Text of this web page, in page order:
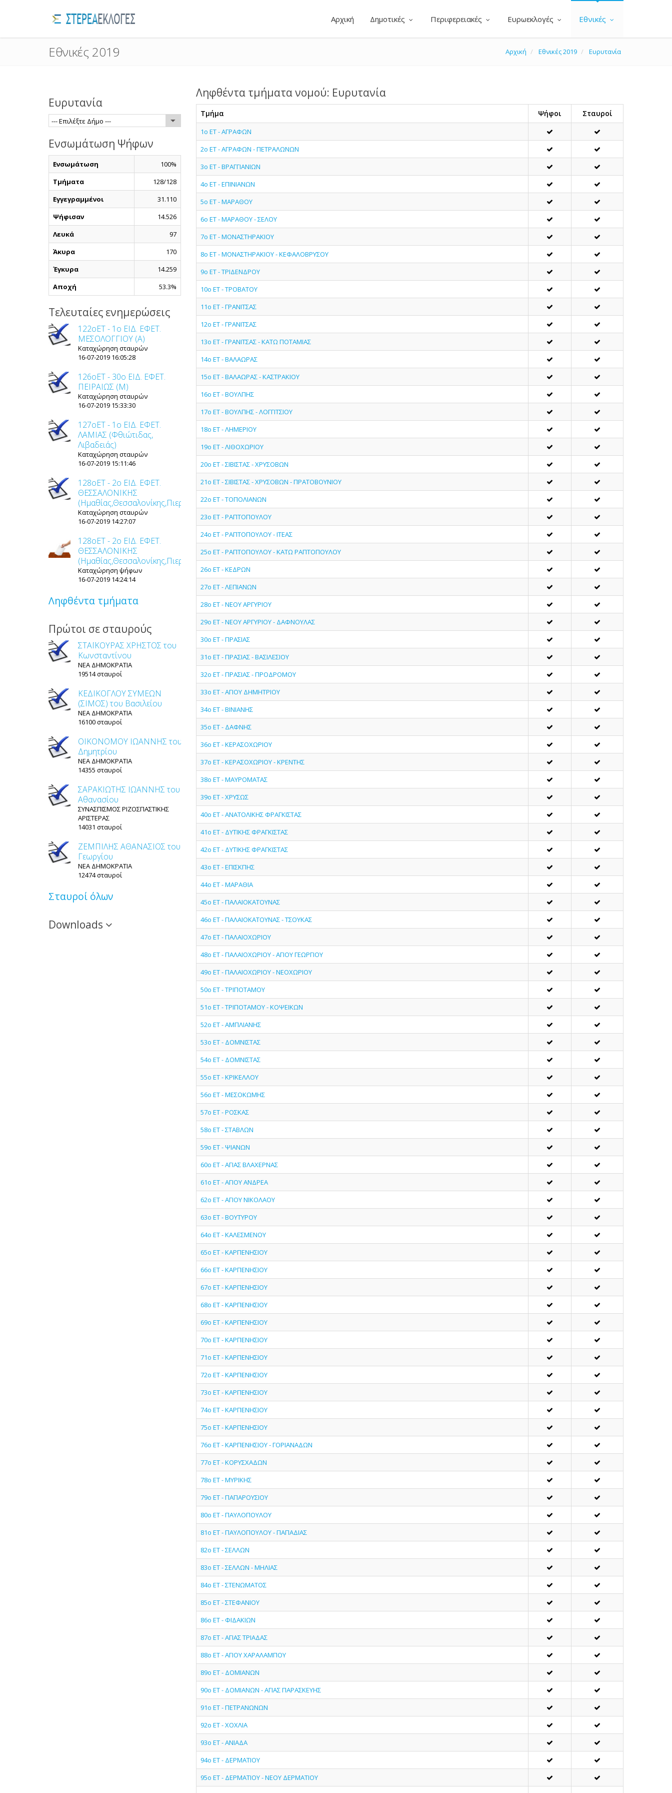
Αρχική Δημοτικές Περιφερειακές Ευρωεκλογές Εθνικές
Εθνικές 2019 Αρχική Εθνικές 2019 Ευρυτανία
Ευρυτανία
--- Επιλέξτε Δήμο ---
Ενσωμάτωση Ψήφων
Ενσωμάτωση
100%
Τμήματα
128/128
Εγγεγραμμένοι
31.110
Ψήφισαν
14.526
Λευκά
97
Άκυρα
170
Έγκυρα
14.259
Αποχή
53.3%
Τελευταίες ενημερώσεις
122οET - 1ο ΕΙΔ. ΕΦΕΤ.
ΜΕΣΟΛΟΓΓΙΟΥ (Α)
Καταχώρηση σταυρών
16-07-2019 16:05:28
126οET - 30ο ΕΙΔ. ΕΦΕΤ.
ΠΕΙΡΑΙΩΣ (Μ)
Καταχώρηση σταυρών
16-07-2019 15:33:30
127οET - 1ο ΕΙΔ. ΕΦΕΤ.
ΛΑΜΙΑΣ (Φθιώτιδας,
Λιβαδειάς)
Καταχώρηση σταυρών
16-07-2019 15:11:46
128οET - 2ο ΕΙΔ. ΕΦΕΤ.
ΘΕΣΣΑΛΟΝΙΚΗΣ
(Ημαθίας,Θεσσαλονίκης,Πιερίας,Σερρών)
Καταχώρηση σταυρών
16-07-2019 14:27:07
128οET - 2ο ΕΙΔ. ΕΦΕΤ.
ΘΕΣΣΑΛΟΝΙΚΗΣ
(Ημαθίας,Θεσσαλονίκης,Πιερίας,Σερρών)
Καταχώρηση ψήφων
16-07-2019 14:24:14
Ληφθέντα τμήματα
Πρώτοι σε σταυρούς
ΣΤΑΪΚΟΥΡΑΣ ΧΡΗΣΤΟΣ του
Κωνσταντίνου
ΝΕΑ ΔΗΜΟΚΡΑΤΙΑ
19514 σταυροί
ΚΕΔΙΚΟΓΛΟΥ ΣΥΜΕΩΝ
(ΣΙΜΟΣ) του Βασιλείου
ΝΕΑ ΔΗΜΟΚΡΑΤΙΑ
16100 σταυροί
ΟΙΚΟΝΟΜΟΥ ΙΩΑΝΝΗΣ του
Δημητρίου
ΝΕΑ ΔΗΜΟΚΡΑΤΙΑ
14355 σταυροί
ΣΑΡΑΚΙΩΤΗΣ ΙΩΑΝΝΗΣ του
Αθανασίου
ΣΥΝΑΣΠΙΣΜΟΣ ΡΙΖΟΣΠΑΣΤΙΚΗΣ
ΑΡΙΣΤΕΡΑΣ
14031 σταυροί
ΖΕΜΠΙΛΗΣ ΑΘΑΝΑΣΙΟΣ του
Γεωργίου
ΝΕΑ ΔΗΜΟΚΡΑΤΙΑ
12474 σταυροί
Σταυροί όλων
Downloads
Ληφθέντα τμήματα νομού: Ευρυτανία
Τμήμα Ψήφοι Σταυροί
1ο ΕΤ - ΑΓΡΑΦΩΝ
2ο ΕΤ - ΑΓΡΑΦΩΝ - ΠΕΤΡΑΛΩΝΩΝ
3ο ΕΤ - ΒΡΑΓΓΙΑΝΙΩΝ
4ο ΕΤ - ΕΠΙΝΙΑΝΩΝ
5ο ΕΤ - ΜΑΡΑΘΟΥ
6ο ΕΤ - ΜΑΡΑΘΟΥ - ΣΕΛΟΥ
7ο ΕΤ - ΜΟΝΑΣΤΗΡΑΚΙΟΥ
8ο ΕΤ - ΜΟΝΑΣΤΗΡΑΚΙΟΥ - ΚΕΦΑΛΟΒΡΥΣΟΥ
9ο ΕΤ - ΤΡΙΔΕΝΔΡΟΥ
10ο ΕΤ - ΤΡΟΒΑΤΟΥ
11ο ΕΤ - ΓΡΑΝΙΤΣΑΣ
12ο ΕΤ - ΓΡΑΝΙΤΣΑΣ
13ο ΕΤ - ΓΡΑΝΙΤΣΑΣ - ΚΑΤΩ ΠΟΤΑΜΙΑΣ
14ο ΕΤ - ΒΑΛΑΩΡΑΣ
15ο ΕΤ - ΒΑΛΑΩΡΑΣ - ΚΑΣΤΡΑΚΙΟΥ
16ο ΕΤ - ΒΟΥΛΠΗΣ
17ο ΕΤ - ΒΟΥΛΠΗΣ - ΛΟΓΓΙΤΣΙΟΥ
18ο ΕΤ - ΛΗΜΕΡΙΟΥ
19ο ΕΤ - ΛΙΘΟΧΩΡΙΟΥ
20ο ΕΤ - ΣΙΒΙΣΤΑΣ - ΧΡΥΣΟΒΩΝ
21ο ΕΤ - ΣΙΒΙΣΤΑΣ - ΧΡΥΣΟΒΩΝ - ΠΡΑΤΟΒΟΥΝΙΟΥ
22ο ΕΤ - ΤΟΠΟΛΙΑΝΩΝ
23ο ΕΤ - ΡΑΠΤΟΠΟΥΛΟΥ
24ο ΕΤ - ΡΑΠΤΟΠΟΥΛΟΥ - ΙΤΕΑΣ
25ο ΕΤ - ΡΑΠΤΟΠΟΥΛΟΥ - ΚΑΤΩ ΡΑΠΤΟΠΟΥΛΟΥ
26ο ΕΤ - ΚΕΔΡΩΝ
27ο ΕΤ - ΛΕΠΙΑΝΩΝ
28ο ΕΤ - ΝΕΟΥ ΑΡΓΥΡΙΟΥ
29ο ΕΤ - ΝΕΟΥ ΑΡΓΥΡΙΟΥ - ΔΑΦΝΟΥΛΑΣ
30ο ΕΤ - ΠΡΑΣΙΑΣ
31ο ΕΤ - ΠΡΑΣΙΑΣ - ΒΑΣΙΛΕΣΙΟΥ
32ο ΕΤ - ΠΡΑΣΙΑΣ - ΠΡΟΔΡΟΜΟΥ
33ο ΕΤ - ΑΓΙΟΥ ΔΗΜΗΤΡΙΟΥ
34ο ΕΤ - ΒΙΝΙΑΝΗΣ
35ο ΕΤ - ΔΑΦΝΗΣ
36ο ΕΤ - ΚΕΡΑΣΟΧΩΡΙΟΥ
37ο ΕΤ - ΚΕΡΑΣΟΧΩΡΙΟΥ - ΚΡΕΝΤΗΣ
38ο ΕΤ - ΜΑΥΡΟΜΑΤΑΣ
39ο ΕΤ - ΧΡΥΣΩΣ
40ο ΕΤ - ΑΝΑΤΟΛΙΚΗΣ ΦΡΑΓΚΙΣΤΑΣ
41ο ΕΤ - ΔΥΤΙΚΗΣ ΦΡΑΓΚΙΣΤΑΣ
42ο ΕΤ - ΔΥΤΙΚΗΣ ΦΡΑΓΚΙΣΤΑΣ
43ο ΕΤ - ΕΠΙΣΚΠΗΣ
44ο ΕΤ - ΜΑΡΑΘΙΑ
45ο ΕΤ - ΠΑΛΑΙΟΚΑΤΟΥΝΑΣ
46ο ΕΤ - ΠΑΛΑΙΟΚΑΤΟΥΝΑΣ - ΤΣΟΥΚΑΣ
47ο ΕΤ - ΠΑΛΑΙΟΧΩΡΙΟΥ
48ο ΕΤ - ΠΑΛΑΙΟΧΩΡΙΟΥ - ΑΓΙΟΥ ΓΕΩΡΓΙΟΥ
49ο ΕΤ - ΠΑΛΑΙΟΧΩΡΙΟΥ - ΝΕΟΧΩΡΙΟΥ
50ο ΕΤ - ΤΡΙΠΟΤΑΜΟΥ
51ο ΕΤ - ΤΡΙΠΟΤΑΜΟΥ - ΚΟΨΕΙΚΩΝ
52ο ΕΤ - ΑΜΠΛΙΑΝΗΣ
53ο ΕΤ - ΔΟΜΝΙΣΤΑΣ
54ο ΕΤ - ΔΟΜΝΙΣΤΑΣ
55ο ΕΤ - ΚΡΙΚΕΛΛΟΥ
56ο ΕΤ - ΜΕΣΟΚΩΜΗΣ
57ο ΕΤ - ΡΟΣΚΑΣ
58ο ΕΤ - ΣΤΑΒΛΩΝ
59ο ΕΤ - ΨΙΑΝΩΝ
60ο ΕΤ - ΑΓΙΑΣ ΒΛΑΧΕΡΝΑΣ
61ο ΕΤ - ΑΓΙΟΥ ΑΝΔΡΕΑ
62ο ΕΤ - ΑΓΙΟΥ ΝΙΚΟΛΑΟΥ
63ο ΕΤ - ΒΟΥΤΥΡΟΥ
64ο ΕΤ - ΚΑΛΕΣΜΕΝΟΥ
65ο ΕΤ - ΚΑΡΠΕΝΗΣΙΟΥ
66ο ΕΤ - ΚΑΡΠΕΝΗΣΙΟΥ
67ο ΕΤ - ΚΑΡΠΕΝΗΣΙΟΥ
68ο ΕΤ - ΚΑΡΠΕΝΗΣΙΟΥ
69ο ΕΤ - ΚΑΡΠΕΝΗΣΙΟΥ
70ο ΕΤ - ΚΑΡΠΕΝΗΣΙΟΥ
71ο ΕΤ - ΚΑΡΠΕΝΗΣΙΟΥ
72ο ΕΤ - ΚΑΡΠΕΝΗΣΙΟΥ
73ο ΕΤ - ΚΑΡΠΕΝΗΣΙΟΥ
74ο ΕΤ - ΚΑΡΠΕΝΗΣΙΟΥ
75ο ΕΤ - ΚΑΡΠΕΝΗΣΙΟΥ
76ο ΕΤ - ΚΑΡΠΕΝΗΣΙΟΥ - ΓΟΡΙΑΝΑΔΩΝ
77ο ΕΤ - ΚΟΡΥΣΧΑΔΩΝ
78ο ΕΤ - ΜΥΡΙΚΗΣ
79ο ΕΤ - ΠΑΠΑΡΟΥΣΙΟΥ
80ο ΕΤ - ΠΑΥΛΟΠΟΥΛΟΥ
81ο ΕΤ - ΠΑΥΛΟΠΟΥΛΟΥ - ΠΑΠΑΔΙΑΣ
82ο ΕΤ - ΣΕΛΛΩΝ
83ο ΕΤ - ΣΕΛΛΩΝ - ΜΗΛΙΑΣ
84ο ΕΤ - ΣΤΕΝΩΜΑΤΟΣ
85ο ΕΤ - ΣΤΕΦΑΝΙΟΥ
86ο ΕΤ - ΦΙΔΑΚΙΩΝ
87ο ΕΤ - ΑΓΙΑΣ ΤΡΙΑΔΑΣ
88ο ΕΤ - ΑΓΙΟΥ ΧΑΡΑΛΑΜΠΟΥ
89ο ΕΤ - ΔΟΜΙΑΝΩΝ
90ο ΕΤ - ΔΟΜΙΑΝΩΝ - ΑΓΙΑΣ ΠΑΡΑΣΚΕΥΗΣ
91ο ΕΤ - ΠΕΤΡΑΝΩΝΩΝ
92ο ΕΤ - ΧΟΧΛΙΑ
93ο ΕΤ - ΑΝΙΑΔΑ
94ο ΕΤ - ΔΕΡΜΑΤΙΟΥ
95ο ΕΤ - ΔΕΡΜΑΤΙΟΥ - ΝΕΟΥ ΔΕΡΜΑΤΙΟΥ